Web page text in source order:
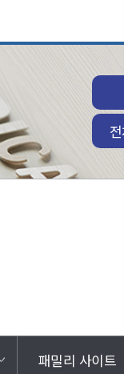
패밀리 사이트